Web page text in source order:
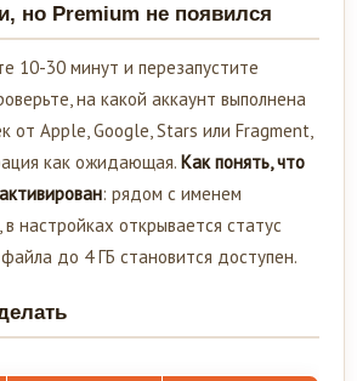
но Premium не появился
10-30 минут и перезапустите
на какой аккаунт выполнена
от Apple, Google, Stars или Fragment,
как ожидающая. Как понять, что
: рядом с именем
в настройках открывается статус
до 4 ГБ становится доступен.